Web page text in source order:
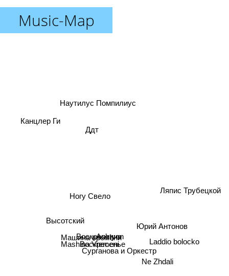
Music-Map
Auktyon
Сурганова и Оркестр
Воскресенье
Mashina Vremeni
Машина времени
Воскресение
Ногу Свело
Юрий Антонов
Laddio bolocko
Ддт
Высотский
Наутилус Помпилиус
Канцлер Ги